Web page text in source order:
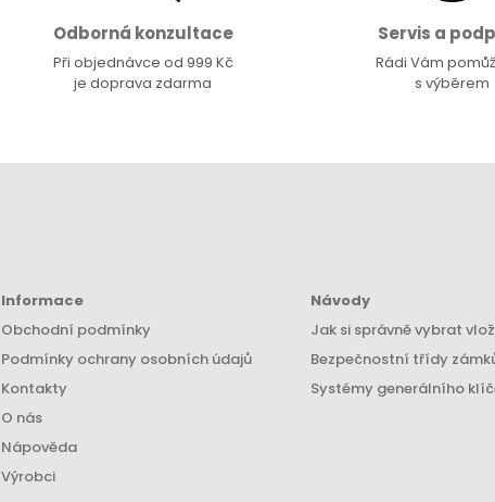
Odborná konzultace
Při objednávce od 999 Kč
je doprava zdarma
Servis a
Rádi Vám
s výběrem
Informace
Obchodní podmínky
Podmínky ochrany osobních údajů
Kontakty
O nás
Nápověda
Výrobci
Návody
Jak si správně vybrat
Bezpečnostní třídy
Systémy generálního